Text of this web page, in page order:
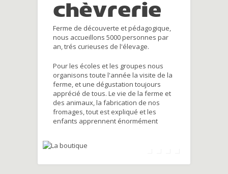
chèvrerie
Ferme de découverte et pédagogique,
nous accueillons 5000 personnes par
an, trés curieuses de l'élevage.
Pour les écoles et les groupes nous
organisons toute l'année la visite de la
ferme, et une dégustation toujours
apprécié de tous. Le vie de la ferme et
des animaux, la fabrication de nos
fromages, tout est expliqué et les
enfants apprennent énormément